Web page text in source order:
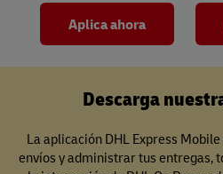
Aplica ahora
Descarga
La aplicación DHL Express
envíos y administrar tus entregas,